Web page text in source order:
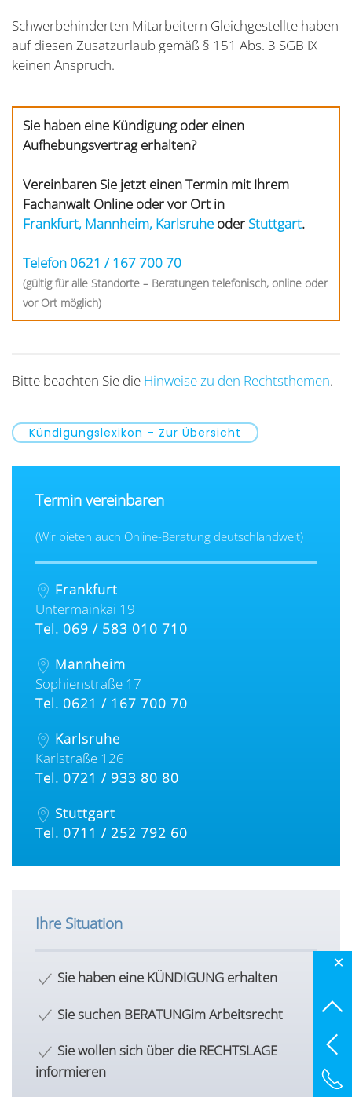
Schwerbehinderten Mitarbeitern Gleichgestellte haben
auf diesen Zusatzurlaub gemäß § 151 Abs. 3 SGB IX
keinen Anspruch.
Sie haben eine Kündigung oder einen
Aufhebungsvertrag erhalten?
Vereinbaren Sie jetzt einen Termin mit Ihrem
Fachanwalt Online oder vor Ort in
Frankfurt, Mannheim, Karlsruhe oder Stuttgart.
Telefon 0621 / 167 700 70
(gültig für alle Standorte – Beratungen telefonisch, online oder
vor Ort möglich)
Bitte beachten Sie die Hinweise zu den Rechtsthemen.
Kündigungslexikon – Zur Übersicht
Termin vereinbaren
(Wir bieten auch Online-Beratung deutschlandweit)
Frankfurt
Untermainkai 19
Tel. 069 / 583 010 710
Mannheim
Sophienstraße 17
Tel. 0621 / 167 700 70
Karlsruhe
Karlstraße 126
Tel. 0721 / 933 80 80
Stuttgart
Tel. 0711 / 252 792 60
Ihre Situation
Sie haben eine KÜNDIGUNG erhalten
Sie suchen BERATUNGim Arbeitsrecht
Sie wollen sich über die RECHTSLAGE
informieren
×